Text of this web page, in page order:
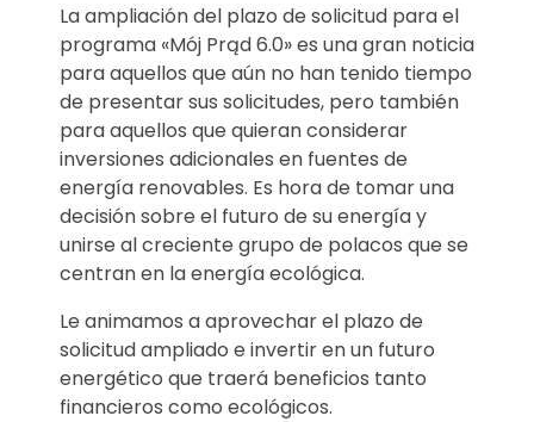
La ampliación del plazo de solicitud para el
programa «Mój Prąd 6.0» es una gran noticia
para aquellos que aún no han tenido tiempo
de presentar sus solicitudes, pero también
para aquellos que quieran considerar
inversiones adicionales en fuentes de
energía renovables. Es hora de tomar una
decisión sobre el futuro de su energía y
unirse al creciente grupo de polacos que se
centran en la energía ecológica.
Le animamos a aprovechar el plazo de
solicitud ampliado e invertir en un futuro
energético que traerá beneficios tanto
financieros como ecológicos.